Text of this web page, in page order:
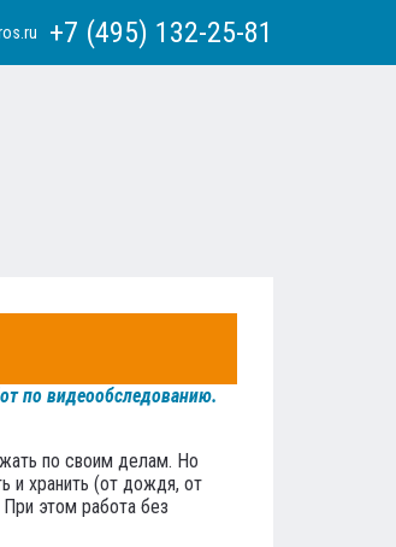
+7 (495) 132-25-81
по видеообследованию.
по своим делам. Но
и хранить (от дождя, от
этом работа без